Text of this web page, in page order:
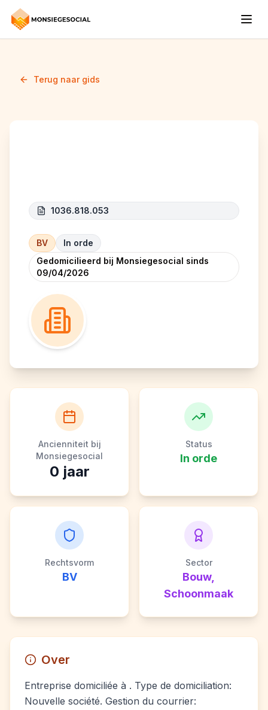
Terug naar gids
1036.818.053
BV
In orde
Gedomicilieerd bij Monsiegesocial sinds
09/04/2026
Ancienniteit bij
Monsiegesocial
0 jaar
Status
In orde
Rechtsvorm
BV
Sector
Bouw,
Schoonmaak
Over
Entreprise domiciliée à . Type de domiciliation:
Nouvelle société. Gestion du courrier: